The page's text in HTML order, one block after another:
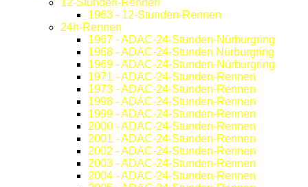
1963 - 12-Stunden-Rennen
24h-Rennen
1967 - ADAC-24-Stunden-Nürburgring
1968 - ADAC-24-Stunden Nürburgring
1969 - ADAC-24-Stunden-Nürburgring
1971 - ADAC-24-Stunden-Rennen
1973 - ADAC-24-Stunden-Rennen
1998 - ADAC-24-Stunden-Rennen
1999 - ADAC-24-Stunden-Rennen
2000 - ADAC-24-Stunden-Rennen
2001 - ADAC-24-Stunden-Rennen
2002 - ADAC-24-Stunden-Rennen
2003 - ADAC-24-Stunden-Rennen
2004 - ADAC-24-Stunden-Rennen